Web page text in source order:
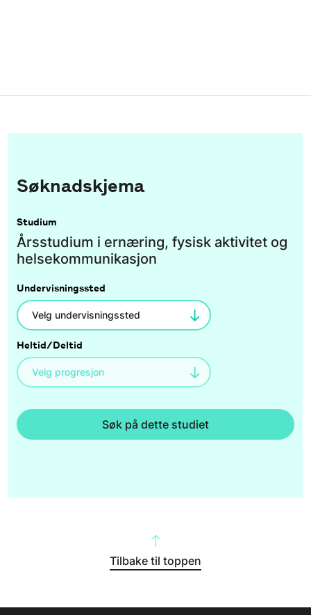
Søknadskjema
Studium
Årsstudium i ernæring, fysisk aktivitet og
helsekommunikasjon
Undervisningssted
Heltid/Deltid
Søk på dette studiet
Tilbake til toppen